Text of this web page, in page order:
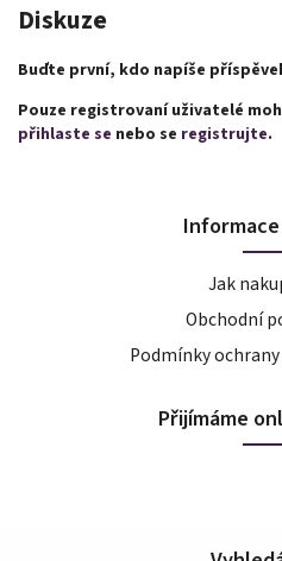
Diskuze
Buďte první, kdo napíše
Pouze registrovaní uživatelé
přihlaste se nebo se registrujte.
Jak
Obchodní
Podmínky
Přijímáme